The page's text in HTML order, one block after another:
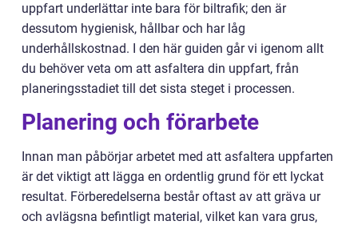
uppfart underlättar inte bara för biltrafik; den är
dessutom hygienisk, hållbar och har låg
underhållskostnad. I den här guiden går vi igenom allt
du behöver veta om att asfaltera din uppfart, från
planeringsstadiet till det sista steget i processen.
Planering och förarbete
Innan man påbörjar arbetet med att asfaltera uppfarten
är det viktigt att lägga en ordentlig grund för ett lyckat
resultat. Förberedelserna består oftast av att gräva ur
och avlägsna befintligt material, vilket kan vara grus,